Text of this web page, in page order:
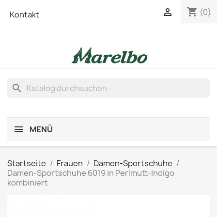
Kontakt shopping_cart (0)

search
MENÜ
Startseite Frauen
Damen-Sportschuhe
Damen-Sportschuhe 6019 in Perlmutt-Indigo
kombiniert